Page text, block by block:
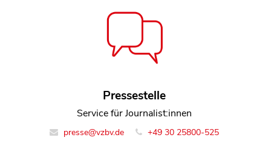
Pressestelle
Service für Journalist:innen
presse@vzbv.de +49 30 25800-525
Dr. Sylwia Timm
Referentin Gesundheitspolitik
info@vzbv.de +49 30 25800-0